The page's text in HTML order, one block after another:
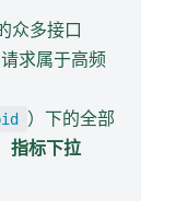
众多接口
请求属于高频
）下的全部
指标下拉